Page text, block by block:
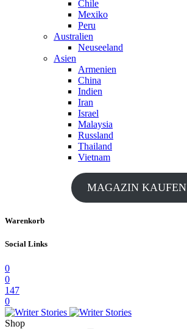
Chile
Mexiko
Peru
Australien
Neuseeland
Asien
Armenien
China
Indien
Iran
Israel
Malaysia
Russland
Thailand
Vietnam
MAGAZIN KAUFEN
Warenkorb
Social Links
0
0
147
0
Shop